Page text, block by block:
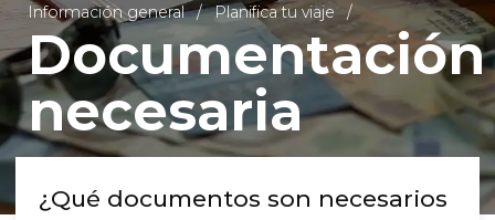
Información general Planifica tu viaje
Documentación
necesaria
¿Qué documentos son necesarios